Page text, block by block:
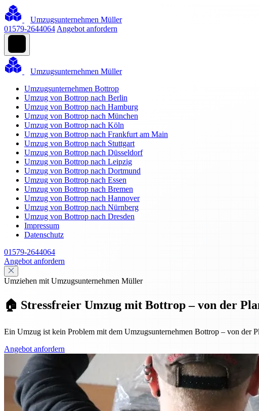
Umzugsunternehmen Müller
01579-2644064 Angebot anfordern
Umzugsunternehmen Müller
Umzugsunternehmen Bottrop
Umzug von Bottrop nach Berlin
Umzug von Bottrop nach Hamburg
Umzug von Bottrop nach München
Umzug von Bottrop nach Köln
Umzug von Bottrop nach Frankfurt am Main
Umzug von Bottrop nach Stuttgart
Umzug von Bottrop nach Düsseldorf
Umzug von Bottrop nach Leipzig
Umzug von Bottrop nach Dortmund
Umzug von Bottrop nach Essen
Umzug von Bottrop nach Bremen
Umzug von Bottrop nach Hannover
Umzug von Bottrop nach Nürnberg
Umzug von Bottrop nach Dresden
Impressum
Datenschutz
01579-2644064
Angebot anfordern
Umziehen mit Umzugsunternehmen Müller
🏠 Stressfreier Umzug mit Bottrop – von der
Ein Umzug ist kein Problem mit dem Umzugsunternehmen Bottrop – von der
Angebot anfordern